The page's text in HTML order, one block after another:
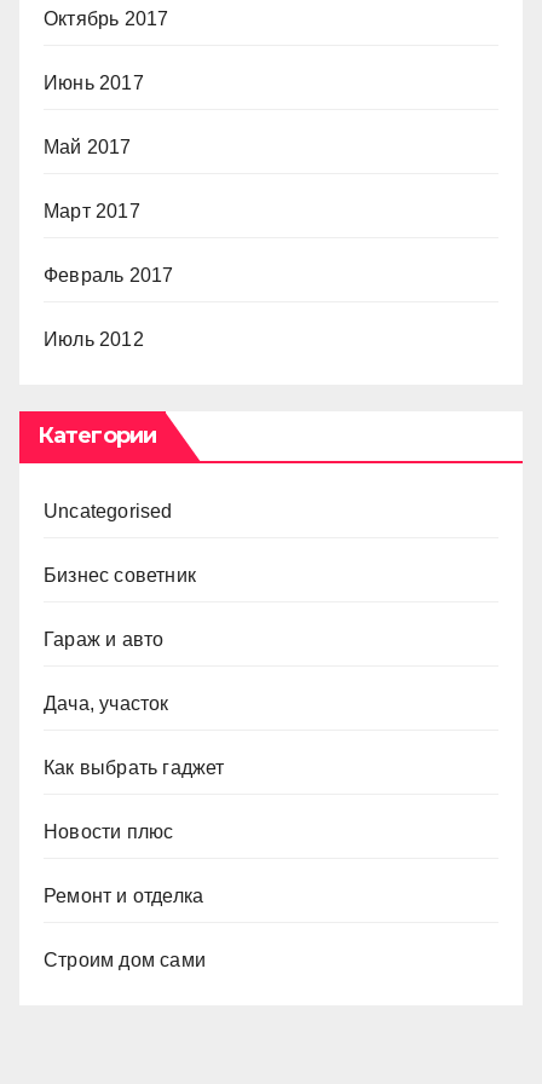
Октябрь 2017
Июнь 2017
Май 2017
Март 2017
Февраль 2017
Июль 2012
Категории
Uncategorised
Бизнес советник
Гараж и авто
Дача, участок
Как выбрать гаджет
Новости плюс
Ремонт и отделка
Строим дом сами